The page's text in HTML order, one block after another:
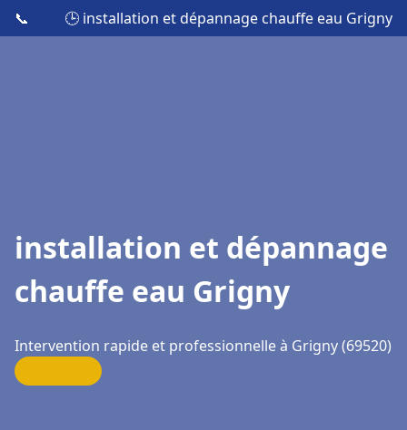
📞 🕒 installation et dépannage chauffe eau Grigny
installation et dépannage
chauffe eau Grigny
Intervention rapide et professionnelle à Grigny (69520)